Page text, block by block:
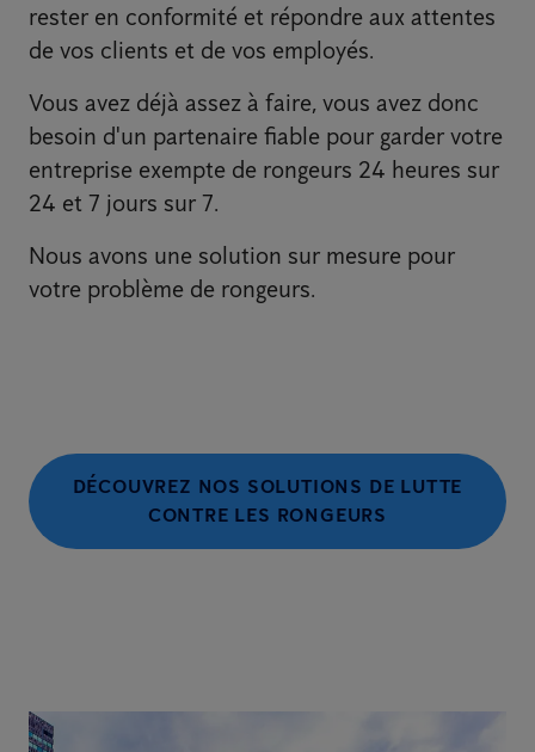
rester en conformité et répondre aux attentes
de vos clients et de vos employés.
Vous avez déjà assez à faire, vous avez donc
besoin d'un partenaire fiable pour garder votre
entreprise exempte de rongeurs 24 heures sur
24 et 7 jours sur 7.
Nous avons une solution sur mesure pour
votre problème de rongeurs.
DÉCOUVREZ NOS SOLUTIONS DE LUTTE
CONTRE LES RONGEURS